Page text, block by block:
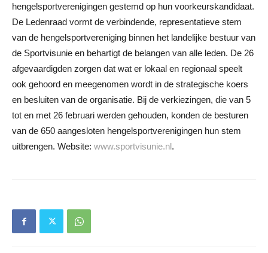
hengelsportverenigingen gestemd op hun voorkeurskandidaat.
De Ledenraad vormt de verbindende, representatieve stem
van de hengelsportvereniging binnen het landelijke bestuur van
de Sportvisunie en behartigt de belangen van alle leden. De 26
afgevaardigden zorgen dat wat er lokaal en regionaal speelt
ook gehoord en meegenomen wordt in de strategische koers
en besluiten van de organisatie. Bij de verkiezingen, die van 5
tot en met 26 februari werden gehouden, konden de besturen
van de 650 aangesloten hengelsportverenigingen hun stem
uitbrengen. Website: www.sportvisunie.nl.